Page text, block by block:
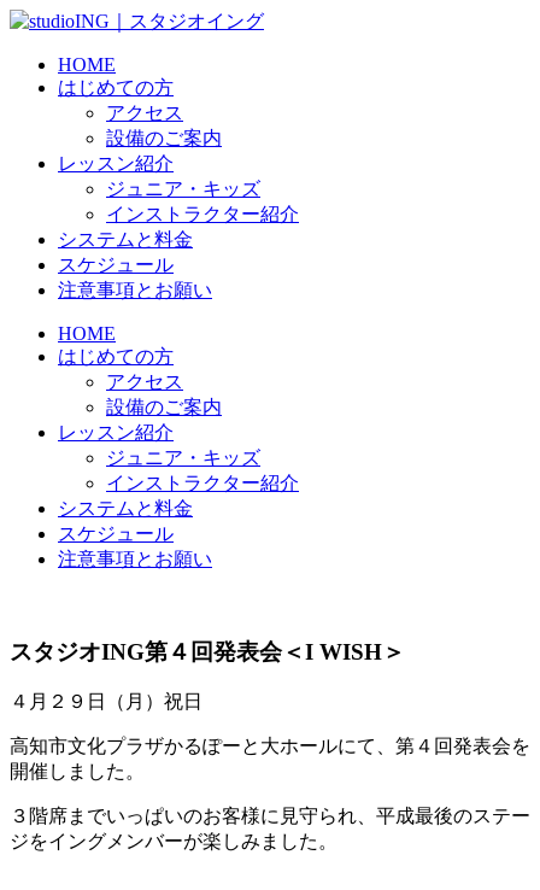
HOME
はじめての方
アクセス
設備のご案内
レッスン紹介
ジュニア・キッズ
インストラクター紹介
システムと料金
スケジュール
注意事項とお願い
HOME
はじめての方
アクセス
設備のご案内
レッスン紹介
ジュニア・キッズ
インストラクター紹介
システムと料金
スケジュール
注意事項とお願い
スタジオING第４回発表会＜I WISH＞
４月２９日（月）祝日
高知市文化プラザかるぽーと大ホールにて、第４回発表会を
開催しました。
３階席までいっぱいのお客様に見守られ、平成最後のステー
ジをイングメンバーが楽しみました。